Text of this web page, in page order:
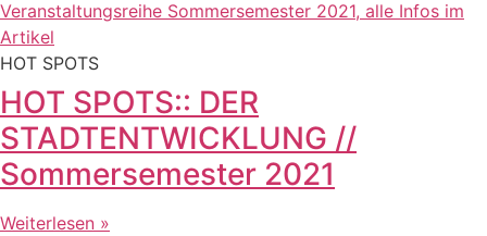
HOT SPOTS
HOT SPOTS:: DER
STADTENTWICKLUNG //
Sommersemester 2021
Weiterlesen »